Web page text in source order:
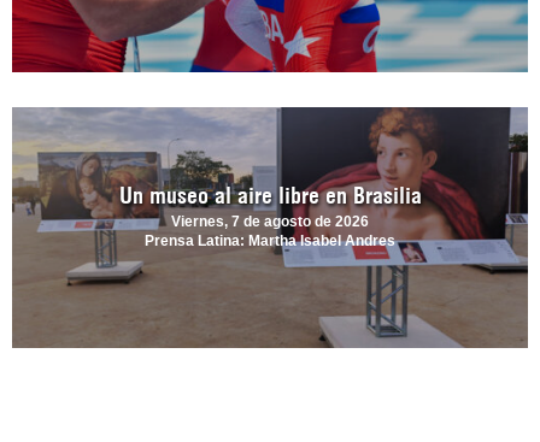
Un museo al aire libre en Brasilia
Viernes, 7 de agosto de 2026
Prensa Latina: Martha Isabel Andres